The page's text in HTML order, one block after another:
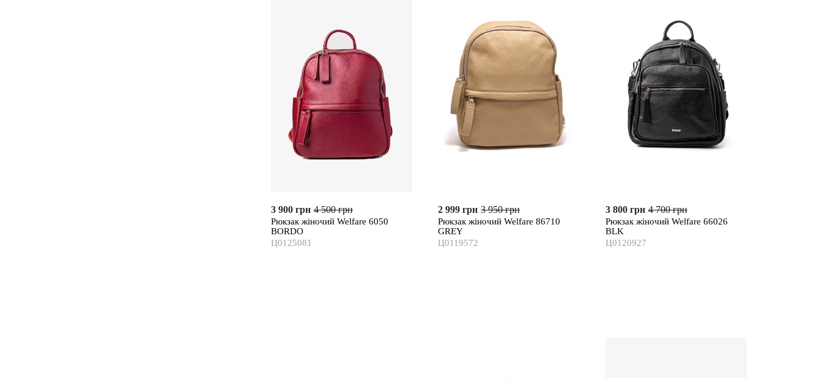
3 900 грн 4 500 грн
Рюкзак жіночий Welfare 6050
BORDO
Ц0125081
2 999 грн 3 950 грн
Рюкзак жіночий Welfare 86710
GREY
Ц0119572
3 800 грн 4 700 грн
Рюкзак жіночий Welfare 66026
BLK
Ц0120927